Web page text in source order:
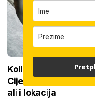
Koliko košta
Cijenu određuju
ali i lokacija